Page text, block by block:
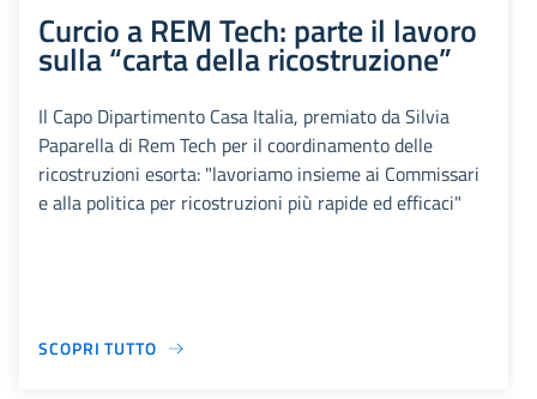
Curcio a REM Tech: parte il lavoro
sulla “carta della ricostruzione”
Il Capo Dipartimento Casa Italia, premiato da Silvia
Paparella di Rem Tech per il coordinamento delle
ricostruzioni esorta: "lavoriamo insieme ai Commissari
e alla politica per ricostruzioni più rapide ed efficaci"
SCOPRI TUTTO